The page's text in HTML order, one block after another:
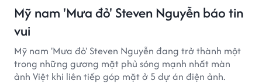
Mỹ nam 'Mưa đỏ' Steven Nguyễn báo tin
vui
Mỹ nam 'Mưa đỏ' Steven Nguyễn đang trở thành một
trong những gương mặt phủ sóng mạnh nhất màn
ảnh Việt khi liên tiếp góp mặt ở 5 dự án điện ảnh.